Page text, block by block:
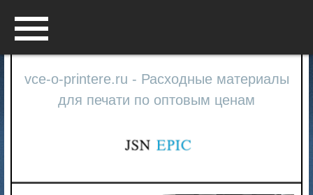
vce-o-printere.ru - Расходные материалы
для печати по оптовым ценам